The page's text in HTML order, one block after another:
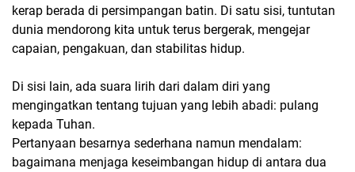
kerap berada di persimpangan batin. Di satu sisi, tuntutan
dunia mendorong kita untuk terus bergerak, mengejar
capaian, pengakuan, dan stabilitas hidup.
Di sisi lain, ada suara lirih dari dalam diri yang
mengingatkan tentang tujuan yang lebih abadi: pulang
kepada Tuhan.
Pertanyaan besarnya sederhana namun mendalam:
bagaimana menjaga keseimbangan hidup di antara dua